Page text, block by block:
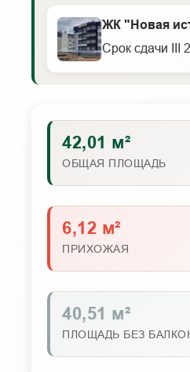
ЖК "Новая
Срок сдачи III
42,01 м²
ОБЩАЯ ПЛОЩАДЬ
6,12 м²
ПРИХОЖАЯ
40,51 м²
ПЛОЩАДЬ БЕЗ